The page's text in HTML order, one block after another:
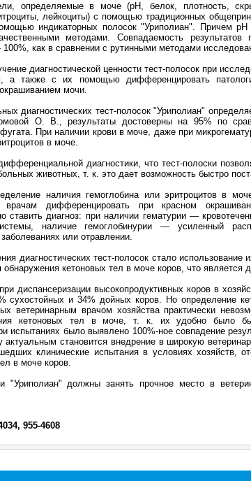
определяемые в моче (рН, белок, плотность,
лейкоциты) с помощью традиционных
индикаторных полосок "Уриполиан". Причем рН
методами. Совпадаемость
как в сравнении с рутинными методами
диагностической ценности тест-полосок при
а также с их помощью дифференцировать
мочи.
диагностических тест-полосок "Уриполиан"
О. В., результаты достоверны на 95% по
При наличии крови в моче, даже при
в моче.
диагностики, что тест-полоски
животных, т. к. это дает возможность быстро
наличия гемоглобина или эритроцитов в
врачам дифференцировать при красном
ставить диагноз: при наличии гематурии —
наличие гемоглобинурии — усиленный
или отравлении.
диагностических тест-полосок стало
кетоновых тел в моче коров, что является
диспансеризации высокопродуктивных коров в
сухостойных и 34% дойных коров. Но определение
ветеринарным врачом хозяйства практически
кетоновых тел в моче, т. к. их удобно было бы
испытаниях было выявлено 100%-ное совпадение
актуальным становится внедрение в широкую
клинические испытания в условиях хозяйств,
в моче коров.
"Уриполиан" должны занять прочное место в
955-4608